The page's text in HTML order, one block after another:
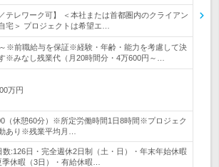
テレワーク可】 ＜本社または首都圏内のクライアン
宅＞ プロジェクトは希望エ…
※前職給与を保証※経験・年齢・能力を考慮して決
※みなし残業代（月20時間分・4万600円～…
万円
（休憩60分）※所定労働時間1日8時間※プロジェク
あり※残業平均月…
数:126日・完全週休2日制（土・日）・年末年始休暇
季休暇（3日）・有給休暇…